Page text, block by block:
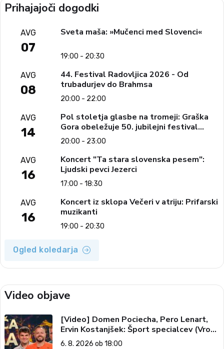
Prihajajoči dogodki
AVG
07
Sveta maša: »Mučenci med Slovenci«
19:00 - 20:30
AVG
08
44. Festival Radovljica 2026 - Od
trubadurjev do Brahmsa
20:00 - 22:00
AVG
14
Pol stoletja glasbe na tromeji: Graška
Gora obeležuje 50. jubilejni festival
narodno-zabavne glasbe
20:00 - 23:00
AVG
16
Koncert "Ta stara slovenska pesem":
Ljudski pevci Jezerci
17:00 - 18:30
AVG
16
Koncert iz sklopa Večeri v atriju: Prifarski
muzikanti
19:00 - 20:30
Ogled koledarja
Video objave
[Video] Domen Pociecha, Pero Lenart,
Ervin Kostanjšek: Šport specialcev (Vroča
tema, 6. 8. 2026)
6. 8. 2026 ob 18:00